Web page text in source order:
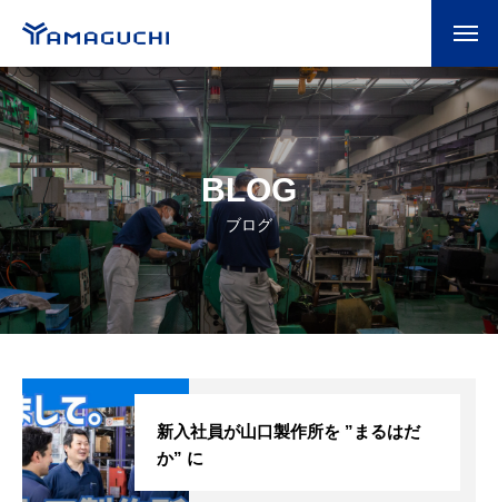
BLOG
ブログ
新入社員が山口製作所を ”まるはだ
か” に